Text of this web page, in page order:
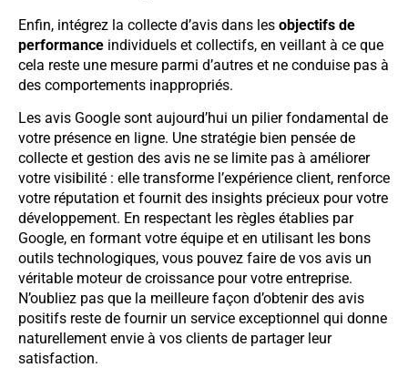
Enfin, intégrez la collecte d’avis dans les objectifs de
performance individuels et collectifs, en veillant à ce que
cela reste une mesure parmi d’autres et ne conduise pas à
des comportements inappropriés.
Les avis Google sont aujourd’hui un pilier fondamental de
votre présence en ligne. Une stratégie bien pensée de
collecte et gestion des avis ne se limite pas à améliorer
votre visibilité : elle transforme l’expérience client, renforce
votre réputation et fournit des insights précieux pour votre
développement. En respectant les règles établies par
Google, en formant votre équipe et en utilisant les bons
outils technologiques, vous pouvez faire de vos avis un
véritable moteur de croissance pour votre entreprise.
N’oubliez pas que la meilleure façon d’obtenir des avis
positifs reste de fournir un service exceptionnel qui donne
naturellement envie à vos clients de partager leur
satisfaction.